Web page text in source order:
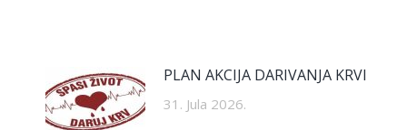
PLAN AKCIJA DARIVANJA KRVI
31. Jula 2026.